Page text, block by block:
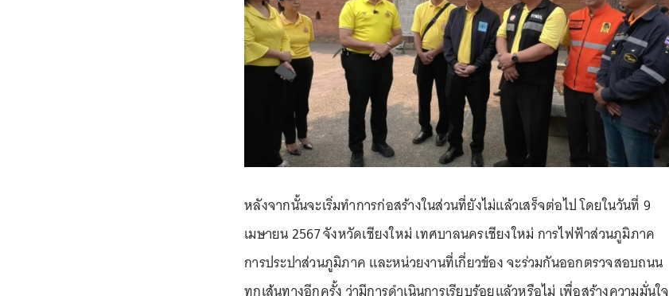
หลังจากนั้นจะเริ่มทำการก่อสร้างในส่วนที่ยังไม่แล้วเสร็จต่อไป โดยในวันที่ 9
เมษายน 2567 จังหวัดเชียงใหม่ เทศบาลนครเชียงใหม่ การไฟฟ้าส่วนภูมิภาค
การประปาส่วนภูมิภาค และหน่วยงานที่เกี่ยวข้อง จะร่วมกันออกตรวจสอบถนน
ทุกเส้นทางอีกครั้ง ว่ามีการดำเนินการเรียบร้อยแล้วหรือไม่ เพื่อสร้างความมั่นใจ